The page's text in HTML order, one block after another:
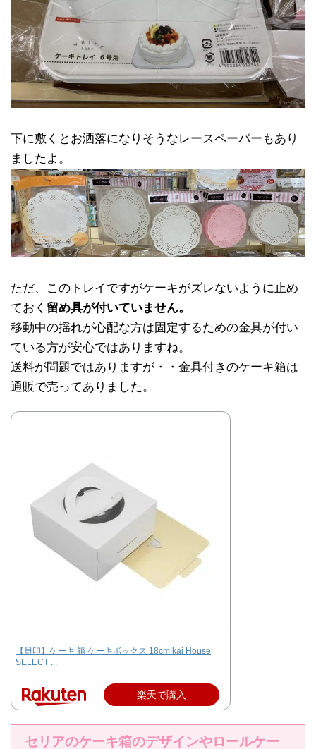
下に敷くとお洒落になりそうなレースペーパーもあり
ましたよ。
ただ、このトレイですがケーキがズレないように止め
ておく 留め具が付いていません。
移動中の揺れが心配な方は固定するための金具が付い
ている方が安心ではありますね。
送料が問題ではありますが・・金具付きのケーキ箱は
通販で売ってありました。
【貝印】ケーキ 箱 ケーキボックス 18cm kai House
SELECT ...
楽天で購入
セリアのケーキ箱のデザインやロールケー